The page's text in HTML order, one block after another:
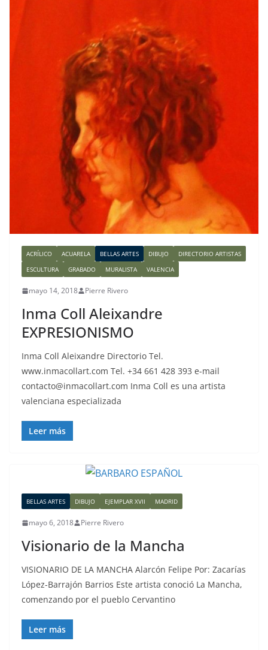
ACRÍLICO ACUARELA BELLAS ARTES DIBUJO
DIRECTORIO ARTISTAS
ESCULTURA
GRABADO MURALISTA VALENCIA
mayo 14, 2018 Pierre Rivero
Inma Coll Aleixandre
EXPRESIONISMO
Inma Coll Aleixandre Directorio Tel.
www.inmacollart.com Tel. +34 661 428 393 e-mail
contacto@inmacollart.com Inma Coll es una artista
valenciana especializada
Leer más
BELLAS ARTES DIBUJO EJEMPLAR XVII MADRID
mayo 6, 2018 Pierre Rivero
Visionario de la Mancha
VISIONARIO DE LA MANCHA Alarcón Felipe Por: Zacarías
López-Barrajón Barrios Este artista conoció La Mancha,
comenzando por el pueblo Cervantino
Leer más